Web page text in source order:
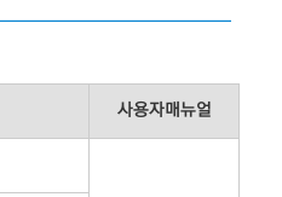
사용자매뉴얼